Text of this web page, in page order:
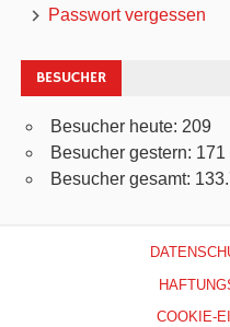
Passwort vergessen
BESUCHER
Besucher heute: 209
Besucher gestern: 171
Besucher gesamt:
COOKIE-